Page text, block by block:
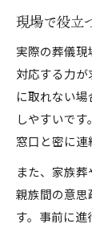
現場で役立
実際の葬儀
対応する力
に取れない
しやすいで
窓口と密に連
また、家族
親族間の意思
す。事前に